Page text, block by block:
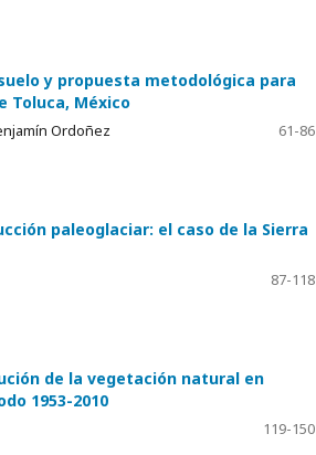
y propuesta metodológica para
Toluca, México
Ordoñez
61-86
paleoglaciar: el caso de la Sierra
87-118
de la vegetación natural en
1953-2010
119-150